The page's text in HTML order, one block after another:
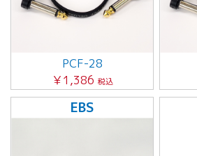
PCF-28
￥1,386 税込
EBS